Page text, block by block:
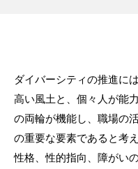
ダイバーシティの推進に
高い風土と、個々人が能
の両輪が機能し、職場の
の重要な要素であると考
性格、性的指向、障がい